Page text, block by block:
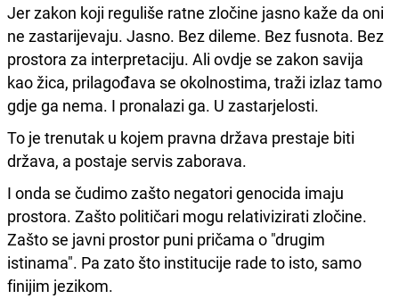
Jer zakon koji reguliše ratne zločine jasno kaže da oni
ne zastarijevaju. Jasno. Bez dileme. Bez fusnota. Bez
prostora za interpretaciju. Ali ovdje se zakon savija
kao žica, prilagođava se okolnostima, traži izlaz tamo
gdje ga nema. I pronalazi ga. U zastarjelosti.
To je trenutak u kojem pravna država prestaje biti
država, a postaje servis zaborava.
I onda se čudimo zašto negatori genocida imaju
prostora. Zašto političari mogu relativizirati zločine.
Zašto se javni prostor puni pričama o "drugim
istinama". Pa zato što institucije rade to isto, samo
finijim jezikom.